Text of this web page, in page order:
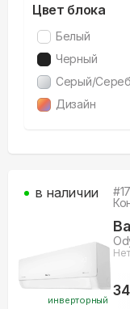
Цвет блока
Белый
Черный
Серый/
Дизайн
инверторный
#17
в наличии